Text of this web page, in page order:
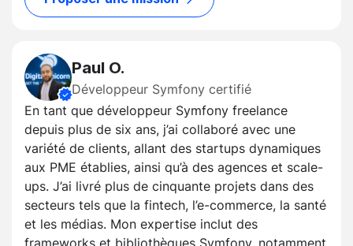
Paul O.
Développeur Symfony certifié
En tant que développeur Symfony freelance
depuis plus de six ans, j’ai collaboré avec une
variété de clients, allant des startups dynamiques
aux PME établies, ainsi qu’à des agences et scale-
ups. J’ai livré plus de cinquante projets dans des
secteurs tels que la fintech, l’e-commerce, la santé
et les médias. Mon expertise inclut des